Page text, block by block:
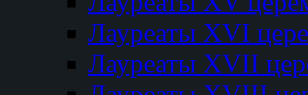
Лауреаты XVI
Лауреаты XVII